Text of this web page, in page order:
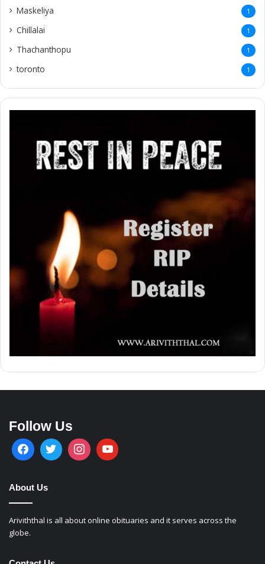
Maskeliya 1
Chillalai 1
Thachanthopu 1
toronto 1
Follow Us
About Us
Ariviththal is all about online obituaries and it serves across the
globe.